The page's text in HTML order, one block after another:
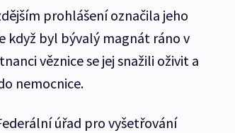
prohlášení označila jeho
když byl bývalý magnát ráno v
věznice se jej snažili oživit a
nemocnice.
úřad pro vyšetřování